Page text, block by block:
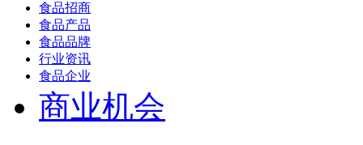
食品招商
食品产品
食品品牌
行业资讯
食品企业
商业机会